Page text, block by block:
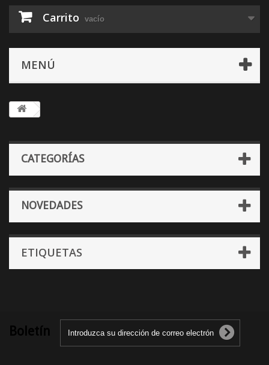
Carrito vacío
MENÚ
CATEGORÍAS
NOVEDADES
ETIQUETAS
Boletín